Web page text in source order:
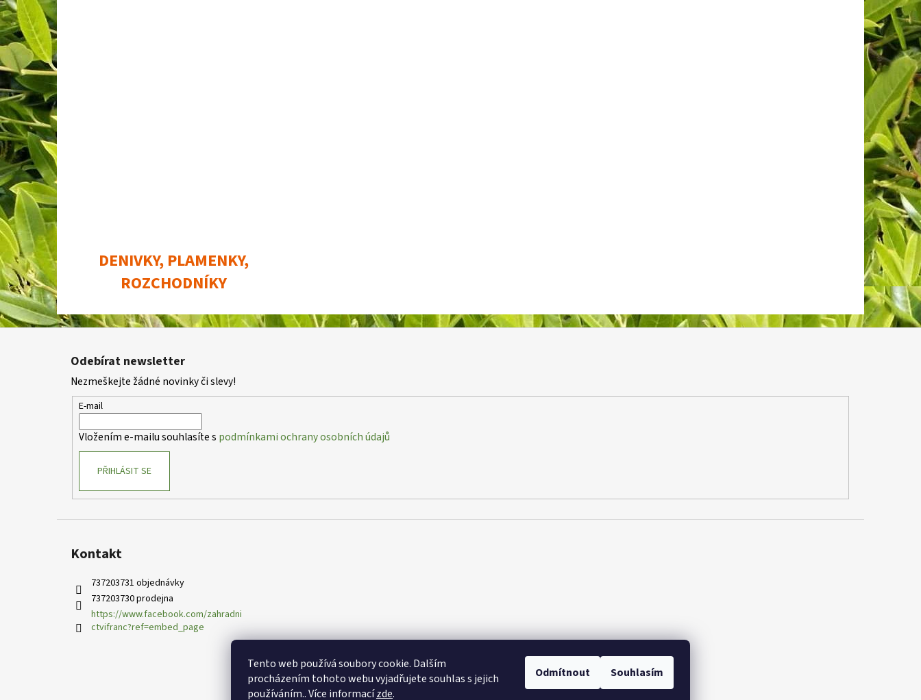
Tento web používá soubory cookie. Dalším
procházením tohoto webu vyjadřujete souhlas s jejich
používáním.. Více informacízde.
Odmítnout Souhlasím
DENIVKY, PLAMENKY,
ROZCHODNÍKY
Z
Odebírat newsletter
Nezmeškejte žádné novinky či slevy!
E-mail
Vložením e-mailu souhlasíte s podmínkami ochrany osobních údajů
PŘIHLÁSIT SE
Kontakt
737203731 objednávky
737203730 prodejna
https://www.facebook.com/zahradni
ctvifranc?ref=embed_page